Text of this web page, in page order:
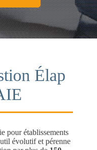
Élap
pour établissements
évolutif et pérenne